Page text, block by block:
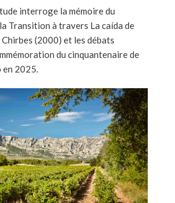
interroge la mémoire du
Transition à travers La caída de
(2000) et les débats
du cinquantenaire de
en 2025.